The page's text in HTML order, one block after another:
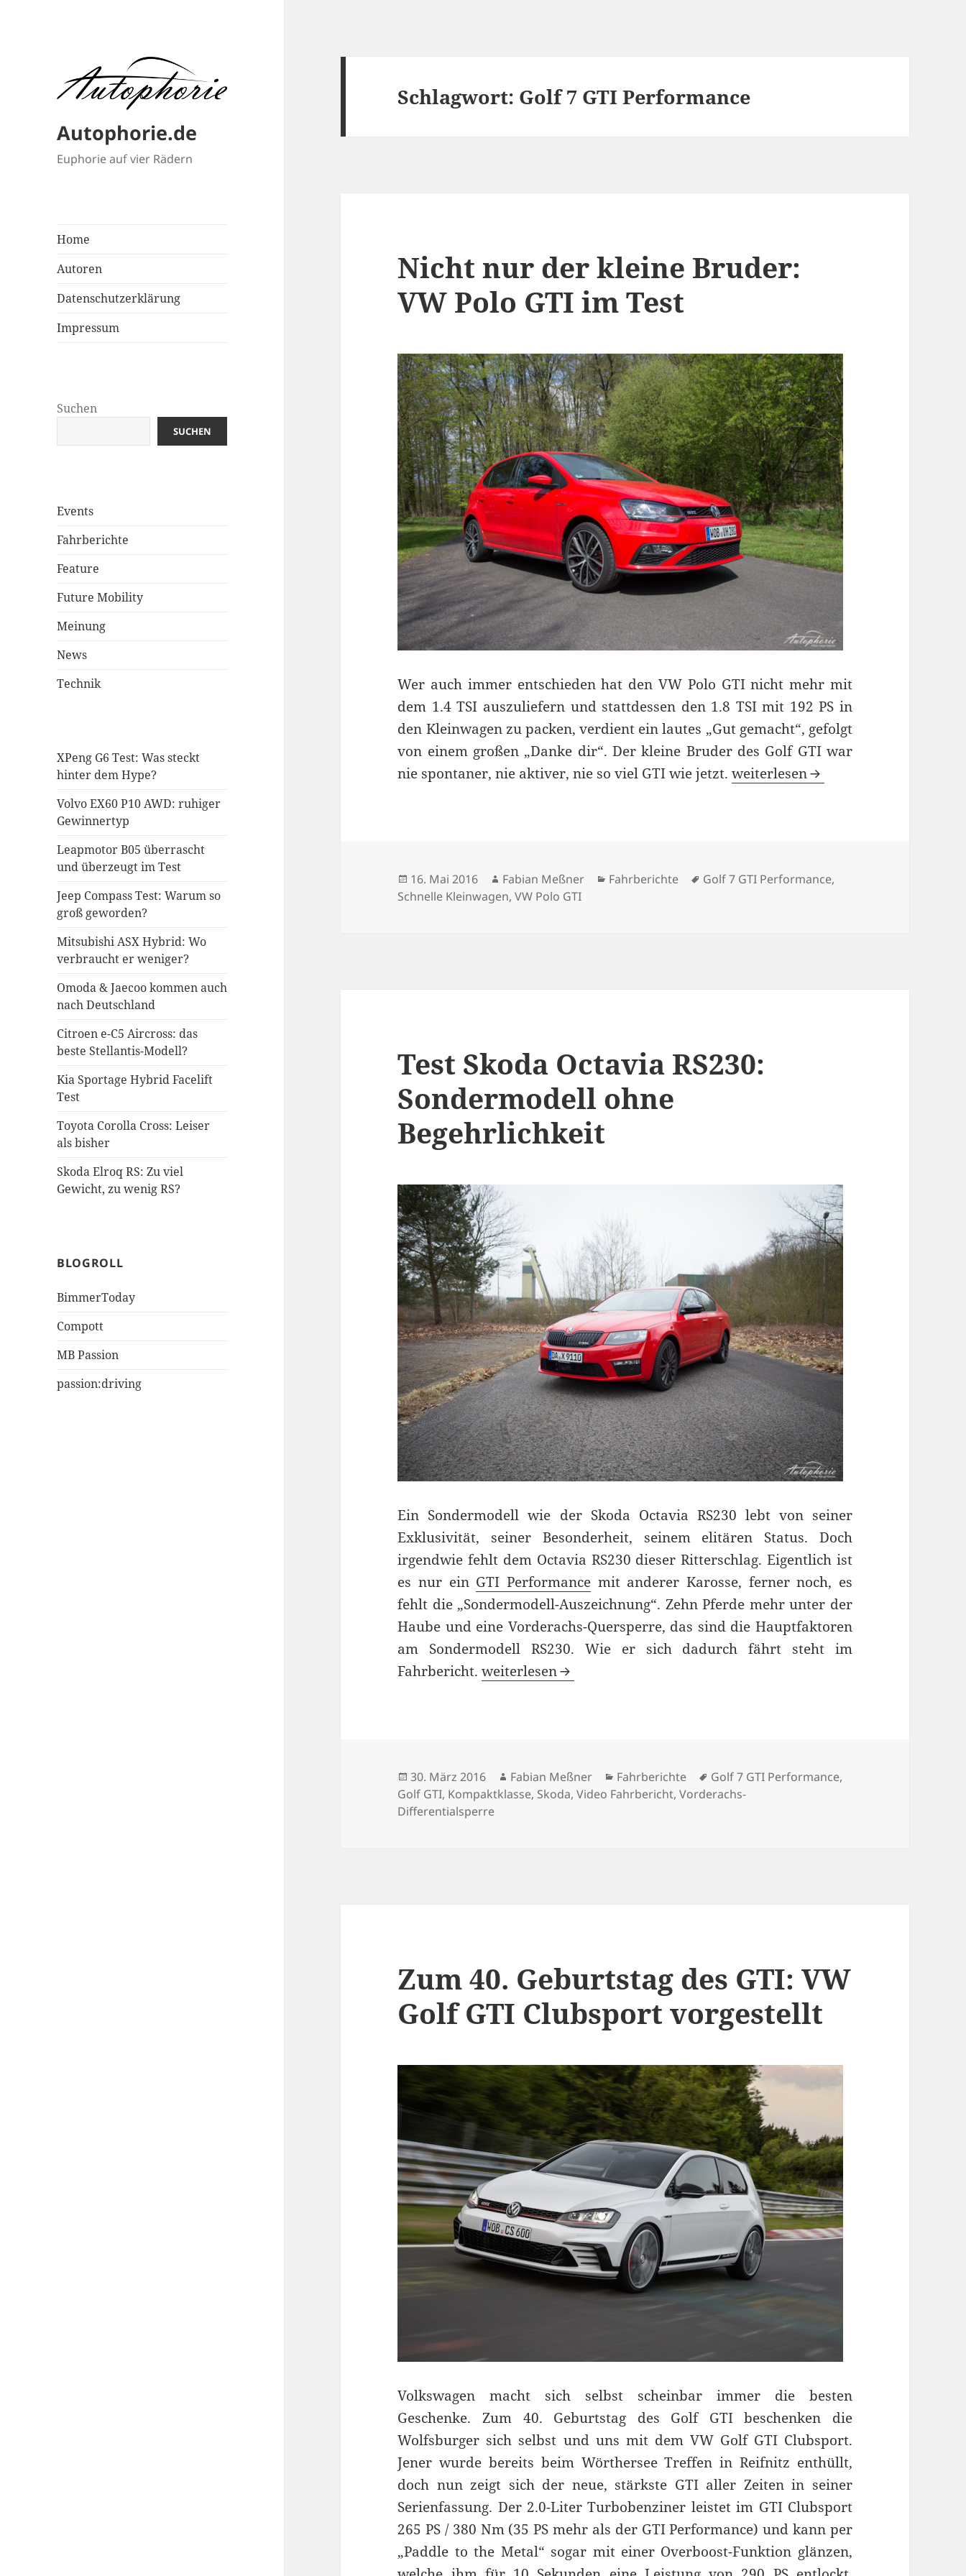
Autophorie.de
Euphorie auf vier Rädern
Home
Autoren
Datenschutzerklärung
Impressum
Suchen
SUCHEN
Events
Fahrberichte
Feature
Future Mobility
Meinung
News
Technik
XPeng G6 Test: Was steckt
hinter dem Hype?
Volvo EX60 P10 AWD: ruhiger
Gewinnertyp
Leapmotor B05 überrascht
und überzeugt im Test
Jeep Compass Test: Warum so
groß geworden?
Mitsubishi ASX Hybrid: Wo
verbraucht er weniger?
Omoda & Jaecoo kommen auch
nach Deutschland
Citroen e-C5 Aircross: das
beste Stellantis-Modell?
Kia Sportage Hybrid Facelift
Test
Toyota Corolla Cross: Leiser
als bisher
Skoda Elroq RS: Zu viel
Gewicht, zu wenig RS?
BLOGROLL
BimmerToday
Compott
MB Passion
passion:driving
Schlagwort: Golf 7 GTI Performance
Nicht nur der kleine Bruder:
VW Polo GTI im Test
Wer auch immer entschieden hat den VW Polo GTI nicht mehr mit
dem 1.4 TSI auszuliefern und stattdessen den 1.8 TSI mit 192 PS in
den Kleinwagen zu packen, verdient ein lautes „Gut gemacht“, gefolgt
von einem großen „Danke dir“. Der kleine Bruder des Golf GTI war
nie spontaner, nie aktiver, nie so viel GTI wie jetzt.Nicht nur der kleine Bruder: VW
weiterlesen
Veröffentlicht
am
16. Mai 2016 Autor
Fabian Meßner Kategorien
Fahrberichte Schlagwörter
Golf 7 GTI Performance,
Schnelle Kleinwagen,VW Polo GTI
Test Skoda Octavia RS230:
Sondermodell ohne
Begehrlichkeit
Ein Sondermodell wie der Skoda Octavia RS230 lebt von seiner
Exklusivität, seiner Besonderheit, seinem elitären Status. Doch
irgendwie fehlt dem Octavia RS230 dieser Ritterschlag. Eigentlich ist
es nur ein GTI Performance mit anderer Karosse, ferner noch, es
fehlt die „Sondermodell-Auszeichnung“. Zehn Pferde mehr unter der
Haube und eine Vorderachs-Quersperre, das sind die Hauptfaktoren
am Sondermodell RS230. Wie er sich dadurch fährt steht im
Fahrbericht.Test Skoda Octavia RS230: Sondermodell ohne Begehrlichkeit
weiterlesen
Veröffentlicht
am
30. März 2016 Autor
Fabian Meßner Kategorien
Fahrberichte Schlagwörter
Golf 7 GTI Performance,
Golf GTI, Kompaktklasse, Skoda,Video Fahrbericht,Vorderachs-
Differentialsperre
Zum 40. Geburtstag des GTI: VW
Golf GTI Clubsport vorgestellt
Volkswagen macht sich selbst scheinbar immer die besten
Geschenke. Zum 40. Geburtstag des Golf GTI beschenken die
Wolfsburger sich selbst und uns mit dem VW Golf GTI Clubsport.
Jener wurde bereits beim Wörthersee Treffen in Reifnitz enthüllt,
doch nun zeigt sich der neue, stärkste GTI aller Zeiten in seiner
Serienfassung. Der 2.0-Liter Turbobenziner leistet im GTI Clubsport
265 PS / 380 Nm (35 PS mehr als der GTI Performance) und kann per
„Paddle to the Metal“ sogar mit einer Overboost-Funktion glänzen,